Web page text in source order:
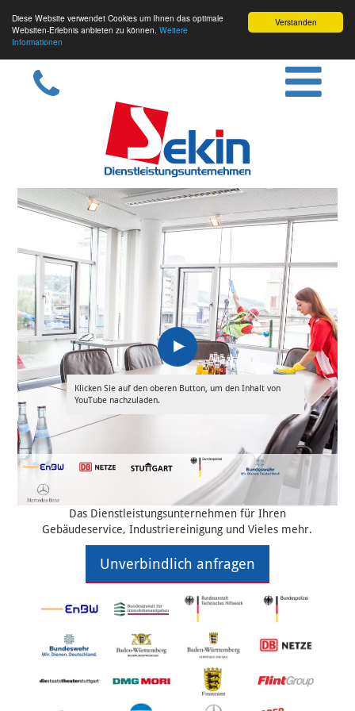
Verstanden
Diese Website verwendet Cookies um Ihnen das optimale
Websiten-Erlebnis anbieten zu können. Weitere
Informationen
Klicken Sie auf den oberen Button, um den Inhalt von
YouTube nachzuladen.
Das Dienstleistungsunternehmen für Ihren
Gebäudeservice, Industriereinigung und Vieles mehr.
Unverbindlich anfragen